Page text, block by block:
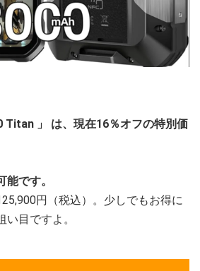
Titan 」
は、現在16％オフの特別価
です。
円（税込）。少しでもお得に
目ですよ。